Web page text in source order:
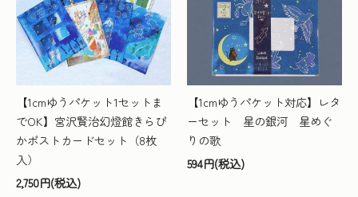
【1cmゆうパケット1セットま
でOK】宮沢賢治幻燈館きらぴ
かポストカードセット（8枚
入）
2,750円(税込)
【1cmゆうパケット対応】レタ
ーセット 星の銀河 星めぐ
りの歌
594円(税込)